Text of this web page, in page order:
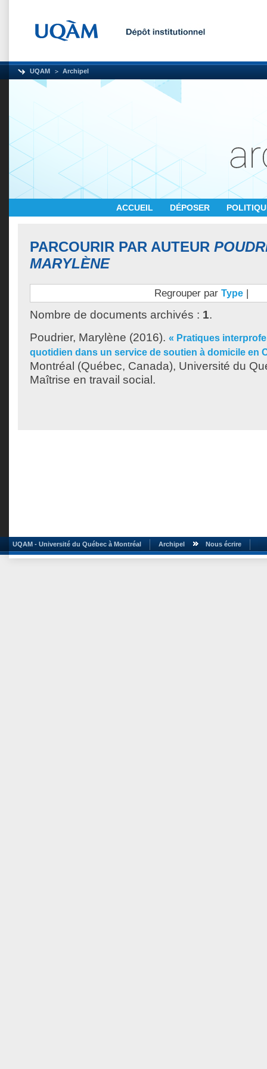
UQAM Archipel
ACCUEIL DÉPOSER
PARCOURIR PAR AUTEUR
MARYLÈNE
Regrouper par Type |
Nombre de documents archivés : 1.
Poudrier, Marylène (2016). « Pratiques
quotidien dans un service de soutien à domicile en
Montréal (Québec, Canada), Université du
Maîtrise en travail social.
UQAM - Université du Québec à Montréal Archipel Nous écrire